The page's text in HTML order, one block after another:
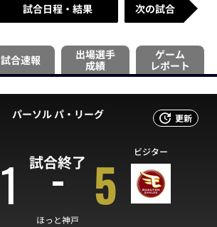
試合日程・結果 次の試合
試合速報
出場選手
成績
ゲーム
レポート
更新
パーソル パ・リーグ
試合終了
1 5 ビジター
ほっと神戸